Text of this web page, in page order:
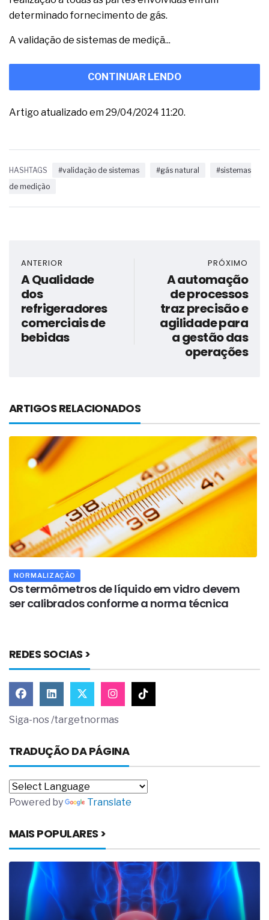
determinado fornecimento de gás.
A validação de sistemas de mediçã...
CONTINUAR LENDO
Artigo atualizado em 29/04/2024 11:20.
HASHTAGS #validação de sistemas #gás natural
#sistemas
de medição
ANTERIOR
A Qualidade
dos
refrigeradores
comerciais de
bebidas
PRÓXIMO
A automação
de processos
traz precisão e
agilidade para
a gestão das
operações
ARTIGOS RELACIONADOS
NORMALIZAÇÃO
Os termômetros de líquido em vidro devem
ser calibrados conforme a norma técnica
REDES SOCIAS >
Siga-nos /targetnormas
TRADUÇÃO DA PÁGINA
Powered by Translate
MAIS POPULARES >